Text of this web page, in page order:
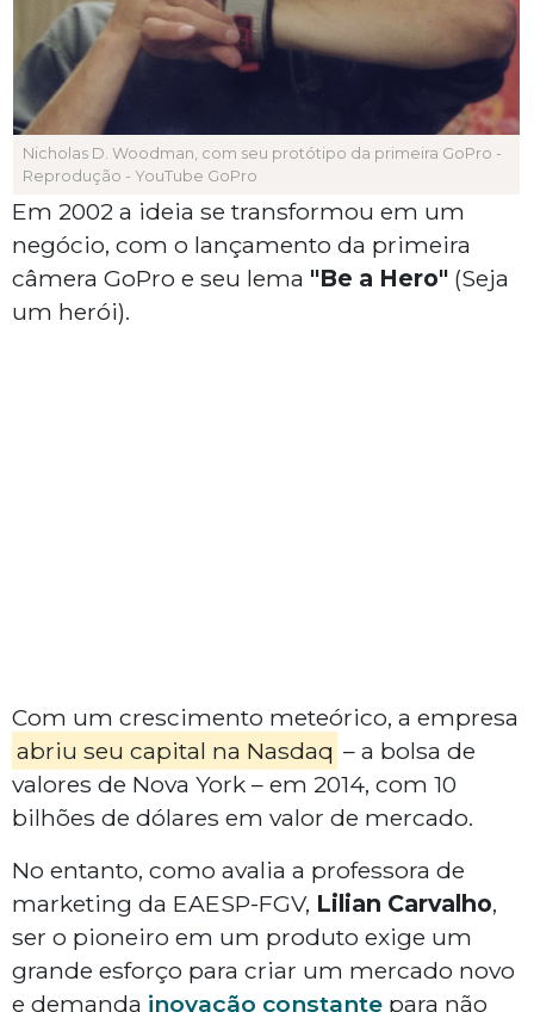
Nicholas D. Woodman, com seu protótipo da primeira GoPro -
Reprodução - YouTube GoPro
Em 2002 a ideia se transformou em um
negócio, com o lançamento da primeira
câmera GoPro e seu lema "Be a Hero" (Seja
um herói).
Com um crescimento meteórico, a empresa
abriu seu capital na Nasdaq – a bolsa de
valores de Nova York – em 2014, com 10
bilhões de dólares em valor de mercado.
No entanto, como avalia a professora de
marketing da EAESP-FGV, Lilian Carvalho,
ser o pioneiro em um produto exige um
grande esforço para criar um mercado novo
e demanda inovação constante para não